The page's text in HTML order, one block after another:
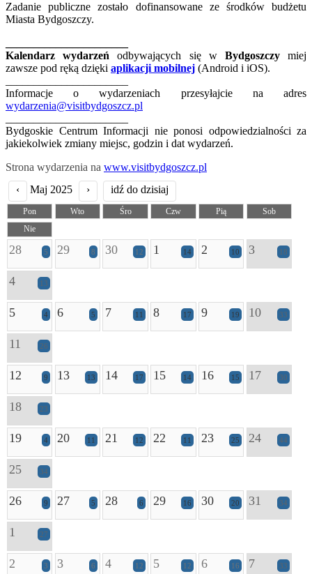
Zadanie publiczne zostało dofinansowane ze środków budżetu
Miasta Bydgoszczy.
Kalendarz wydarzeń odbywających się wBydgoszczymiej
zawsze pod ręką dzięki aplikacji mobilnej (Android i iOS).
Informacje o wydarzeniach przesyłajcie na adres
wydarzenia@visitbydgoszcz.pl
Bydgoskie Centrum Informacji nie ponosi odpowiedzialności za
jakiekolwiek zmiany miejsc, godzin i dat wydarzeń.
Strona wydarzenia na www.visitbydgoszcz.pl
‹
Maj 2025 › idź do dzisiaj
Pon Wto Śro Czw Pią
Sob
Nie
28 5 29 8 30 12 1 14 2 10 3 18
4 13
5 4 6 5 7 11 8 17 9 19 10 33
11 26
12 9 13 13 14 17 15 14 16 15 17 30
18 23
19 4 20 11 21 12 22 11 23 25 24 44
25 34
26 9 27 5 28 6 29 16 30 20 31 34
1 27
2 3 3 6 4 12 5 12 6 16 7 33